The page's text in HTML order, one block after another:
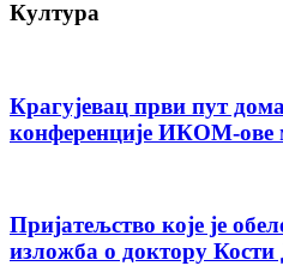
Култура
Крагујевац први пут
конференције ИКОМ-ове
Пријатељство које је
изложба о доктору